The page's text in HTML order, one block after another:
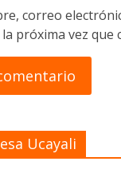
correo
próxima vez que
Ucayali